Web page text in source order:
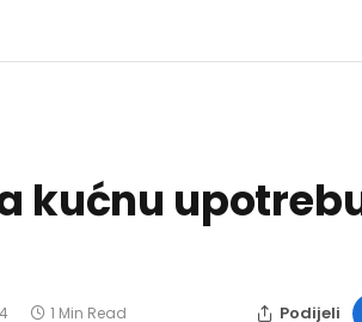
kućnu
1 Min Read Podijeli